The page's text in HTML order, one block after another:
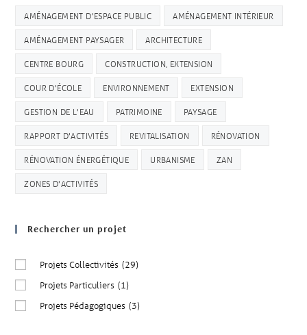
AMÉNAGEMENT D'ESPACE PUBLIC AMÉNAGEMENT INTÉRIEUR
AMÉNAGEMENT PAYSAGER ARCHITECTURE
CENTRE BOURG CONSTRUCTION, EXTENSION
COUR D'ÉCOLE ENVIRONNEMENT EXTENSION
GESTION DE L'EAU PATRIMOINE PAYSAGE
RAPPORT D'ACTIVITÉS REVITALISATION RÉNOVATION
RÉNOVATION ÉNERGÉTIQUE URBANISME ZAN
ZONES D'ACTIVITÉS
Rechercher un projet
Projets Collectivités (29)
Projets Particuliers (1)
Projets Pédagogiques (3)